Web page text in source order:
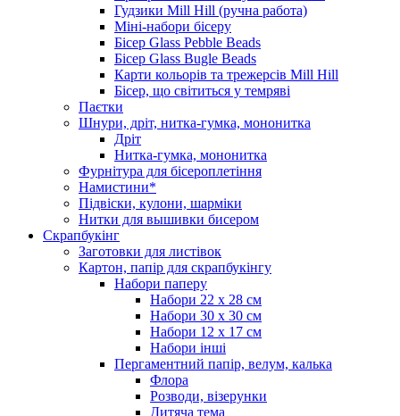
Гудзики Mill Hill (ручна работа)
Міні-набори бісеру
Бісер Glass Pebble Beads
Бісер Glass Bugle Beads
Карти кольорів та трежерсів Mill Hill
Бісер, що світиться у темряві
Паєтки
Шнури, дріт, нитка-гумка, мононитка
Дріт
Нитка-гумка, мононитка
Фурнітура для бісероплетіння
Намистини*
Підвіски, кулони, шарміки
Нитки для вышивки бисером
Скрапбукінг
Заготовки для листівок
Картон, папір для скрапбукінгу
Набори паперу
Набори 22 х 28 см
Набори 30 х 30 см
Набори 12 х 17 см
Набори інші
Пергаментний папір, велум, калька
Флора
Розводи, візерунки
Дитяча тема